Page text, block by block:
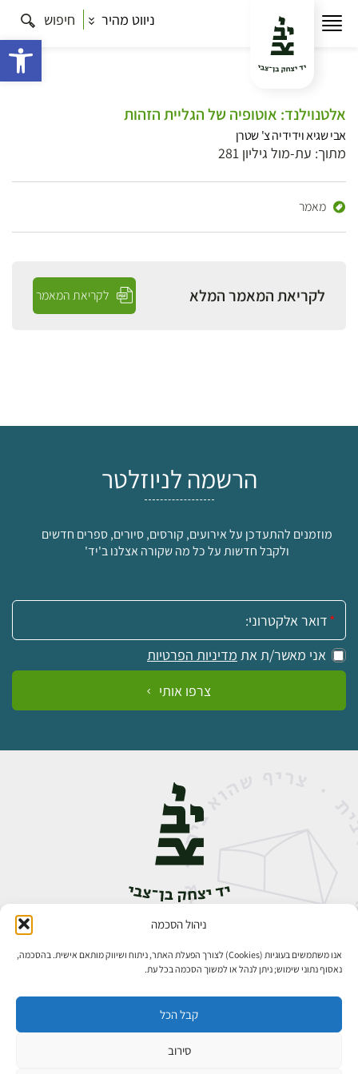
ניהול הסכמה
אנו משתמשים בעוגיות (Cookies) לצורך הפעלת האתר, ניתוח ושיווק מותאם אישית. בהסכמה,
נאסוף נתוני שימוש; ניתן לנהל או למשוך הסכמה בכל עת.
קבל הכל
סירוב
ניווט מהיר חיפוש
אלטנוילנד: אוטופיה של הגליית הזהות
אבי שגיא וידידיה צ' שטרן
מתוך: עת-מול גיליון 281
מאמר
לקריאת המאמר המלא לקריאת המאמר
הרשמה לניוזלטר
מוזמנים להתעדכן על אירועים, קורסים, סיורים, ספרים חדשים
ולקבל חדשות על כל מה שקורה אצלנו ב'יד'
אימייל:
אני מאשר/ת את מדיניות הפרטיות
צרפו אותי
אבן גבירול 14, רחביה, ירושלים